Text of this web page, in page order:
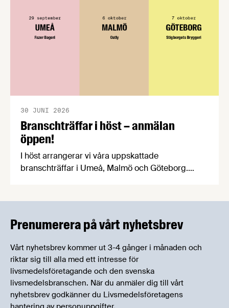
Branschträffar i höst – anmälan
öppen!
30 JUNI 2026
I höst arrangerar vi våra uppskattade
branschträffar i Umeå, Malmö och Göteborg.
Prenumerera på vårt nyhetsbrev
Vårt nyhetsbrev kommer ut 3-4 gånger i månaden och
riktar sig till alla med ett intresse för
livsmedelsföretagande och den svenska
livsmedelsbranschen. När du anmäler dig till vårt
nyhetsbrev godkänner du Livsmedelsföretagens